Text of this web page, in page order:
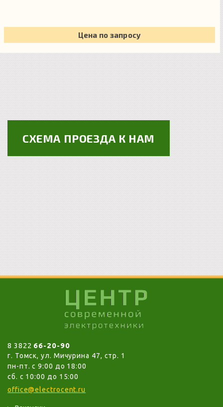
Цена по запросу
СХЕМА ПРОЕЗДА К НАМ
8 3822 66-20-90
г. Томск, ул. Мичурина 47, стр. 1
пн-пт. c 9:00 до 18:00
сб. с 10:00 до 15:00
office@electrocent.ru